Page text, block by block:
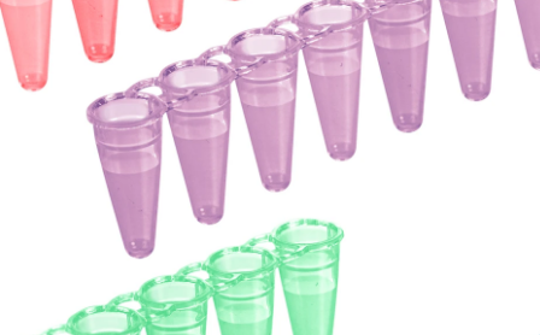
Tested, mix
de colores,
PP
Tira 8 recipientes
Perfil alto, PCR
Performance Tested,
rojo/verde/azul/violeta,
material: PP, sin